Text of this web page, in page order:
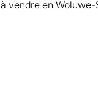
vendre en